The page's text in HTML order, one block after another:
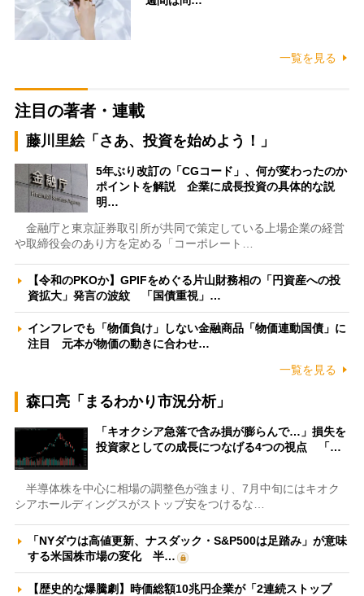
一覧を見る
注目の著者・連載
藤川里絵「さあ、投資を始めよう！」
5年ぶり改訂の「CGコード」、何が変わったのか
ポイントを解説 企業に成長投資の具体的な説
明…
金融庁と東京証券取引所が共同で策定している上場企業の経営
や取締役会のあり方を定める「コーポレート…
【令和のPKOか】GPIFをめぐる片山財務相の「円資産への投
資拡大」発言の波紋 「国債重視」…
インフレでも「物価負け」しない金融商品「物価連動国債」に
注目 元本が物価の動きに合わせ…
一覧を見る
森口亮「まるわかり市況分析」
「キオクシア急落で含み損が膨らんで…」損失を
投資家としての成長につなげる4つの視点 「…
半導体株を中心に相場の調整色が強まり、7月中旬にはキオク
シアホールディングスがストップ安をつけるな…
「NYダウは高値更新、ナスダック・S&P500は足踏み」が意味
する米国株市場の変化 半…
【歴史的な爆騰劇】時価総額10兆円企業が「2連続ストップ